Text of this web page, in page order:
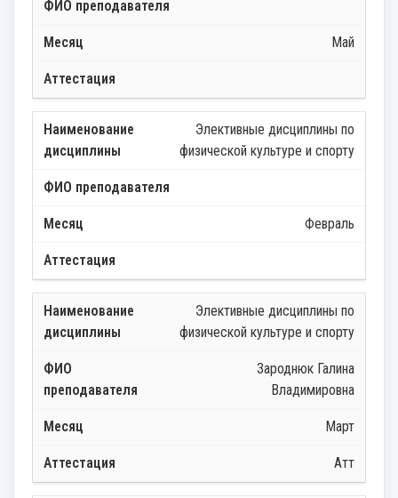
Май
Элективные дисциплины по
физической культуре и спорту
Февраль
Элективные дисциплины по
физической культуре и спорту
Зароднюк Галина
Владимировна
Март
Атт